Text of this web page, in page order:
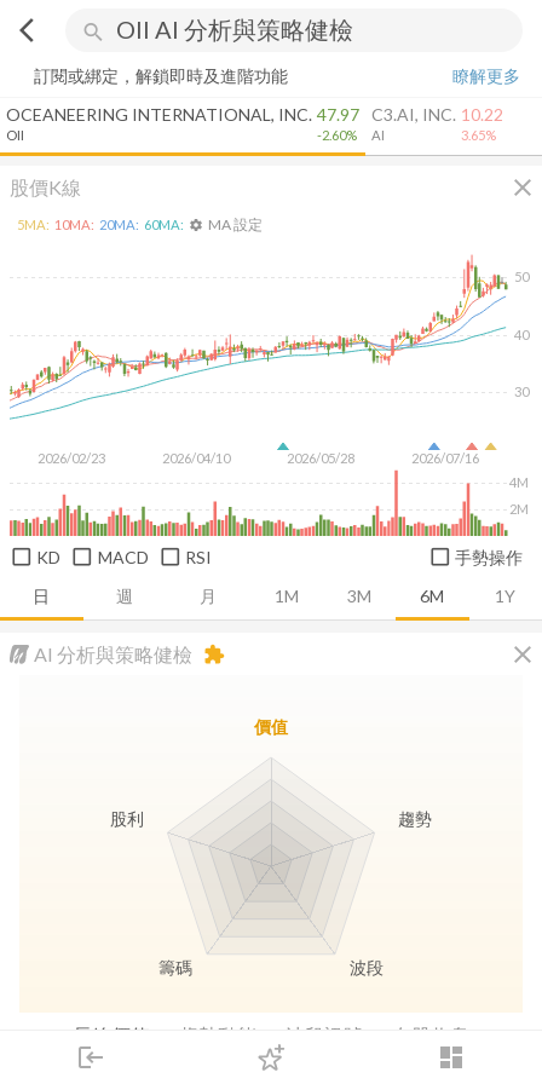
arrow_back_ios search
login dashboard
下單
訂閱或綁定，解鎖即時及進階功能
瞭解更多
OCEANEERING INTERNATIONAL, INC.
OII
47.97
-2.60%
C3.AI, INC.
AI
10.22
3.65%
股價K線 close
日 週 月 1M 3M 6M 1Y
2026/02/23 2026/04/10 2026/05/28 2026/07/16
30
40
50
2M
4M
5MA: 10MA: 20MA: 60MA: settings MA 設定
KD MACD RSI 手勢操作
AI 分析與策略健檢 close
extension
長線價值 趨勢動能 波段訊號 存股收息
價值
趨勢
波段
籌碼
股利